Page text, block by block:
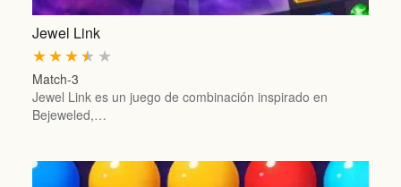
Jewel Link
★
★
★
★
★
Match-3
Jewel Link es un juego de combinación inspirado en
Bejeweled,…